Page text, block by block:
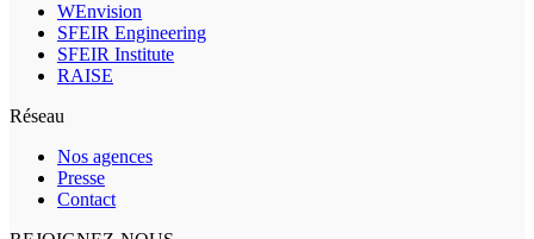
WEnvision
SFEIR Engineering
SFEIR Institute
RAISE
Réseau
Nos agences
Presse
Contact